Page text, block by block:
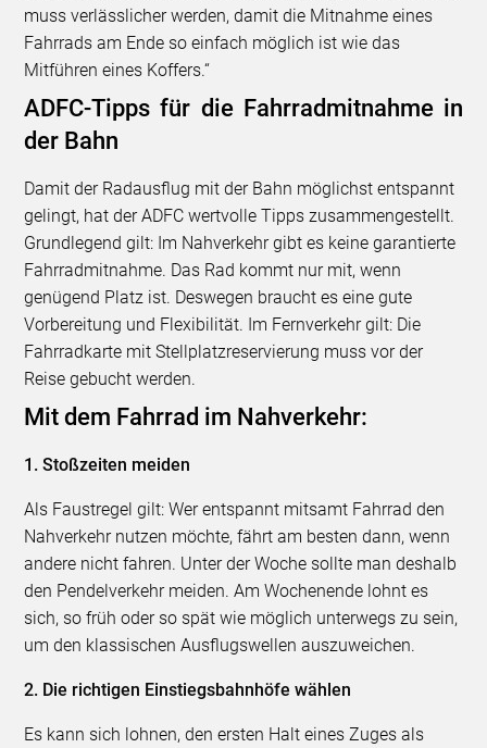
muss verlässlicher werden, damit die Mitnahme eines
Fahrrads am Ende so einfach möglich ist wie das
Mitführen eines Koffers.“
ADFC-Tipps für die Fahrradmitnahme in
der Bahn
Damit der Radausflug mit der Bahn möglichst entspannt
gelingt, hat der ADFC wertvolle Tipps zusammengestellt.
Grundlegend gilt: Im Nahverkehr gibt es keine garantierte
Fahrradmitnahme. Das Rad kommt nur mit, wenn
genügend Platz ist. Deswegen braucht es eine gute
Vorbereitung und Flexibilität. Im Fernverkehr gilt: Die
Fahrradkarte mit Stellplatzreservierung muss vor der
Reise gebucht werden.
Mit dem Fahrrad im Nahverkehr:
1. Stoßzeiten meiden
Als Faustregel gilt: Wer entspannt mitsamt Fahrrad den
Nahverkehr nutzen möchte, fährt am besten dann, wenn
andere nicht fahren. Unter der Woche sollte man deshalb
den Pendelverkehr meiden. Am Wochenende lohnt es
sich, so früh oder so spät wie möglich unterwegs zu sein,
um den klassischen Ausflugswellen auszuweichen.
2. Die richtigen Einstiegsbahnhöfe wählen
Es kann sich lohnen, den ersten Halt eines Zuges als